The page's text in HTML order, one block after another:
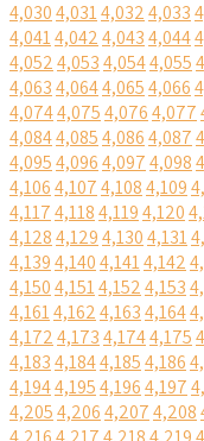
4,0304,0314,0324,033
4,0414,0424,0434,044
4,0524,0534,0544,055
4,0634,0644,0654,066
4,0744,0754,0764,077
4,0844,0854,0864,087
4,0954,0964,0974,098
4,1064,1074,1084,109
4,1174,1184,1194,120
4,1284,1294,1304,131
4,1394,1404,1414,142
4,1504,1514,1524,153
4,1614,1624,1634,164
4,1724,1734,1744,175
4,1834,1844,1854,186
4,1944,1954,1964,197
4,2054,2064,2074,208